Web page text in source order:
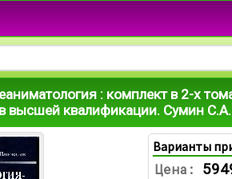
: комплект в 2-х
высшей квалификации. Сумин
Варианты
Цена: